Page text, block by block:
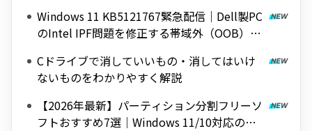
Windows 11 KB5121767緊急配信｜Dell製PC
のIntel IPF問題を修正する帯域外（OOB）ア
Cドライブで消していいもの・消してはいけ
ないものをわかりやすく解説
【2026年最新】パーティション分割フリーソ
フトおすすめ7選｜Windows 11/10対応の無